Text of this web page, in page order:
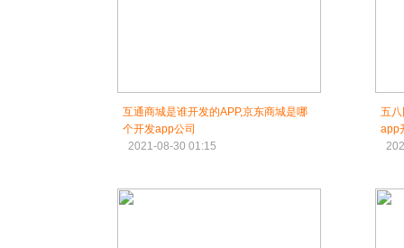
互通商城是谁开发的APP,京东商城是哪
个开发app公司
2021-08-30 01:15
五
app